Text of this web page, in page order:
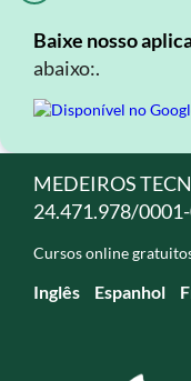
Baixe nosso
abaixo:.
MEDEIROS
24.471.978/
Cursos online
Inglês Espanhol